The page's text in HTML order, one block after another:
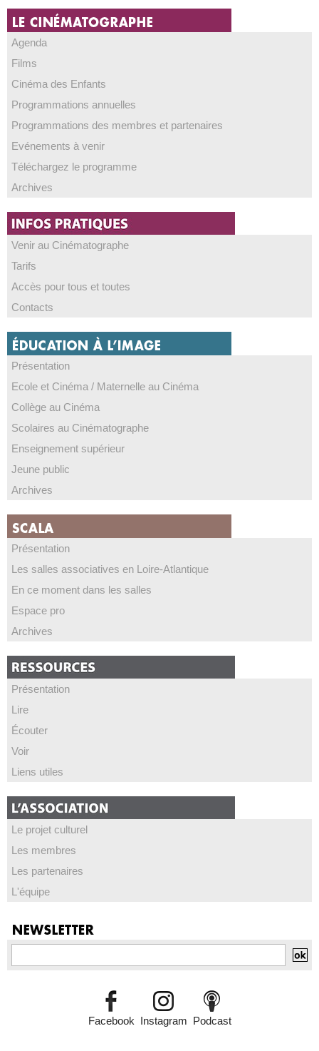
Agenda
Films
Cinéma des Enfants
Programmations annuelles
Programmations des membres et partenaires
Evénements à venir
Téléchargez le programme
Archives
Venir au Cinématographe
Tarifs
Accès pour tous et toutes
Contacts
Présentation
Ecole et Cinéma / Maternelle au Cinéma
Collège au Cinéma
Scolaires au Cinématographe
Enseignement supérieur
Jeune public
Archives
Présentation
Les salles associatives en Loire-Atlantique
En ce moment dans les salles
Espace pro
Archives
Présentation
Lire
Écouter
Voir
Liens utiles
Le projet culturel
Les membres
Les partenaires
L'équipe
Facebook Instagram Podcast